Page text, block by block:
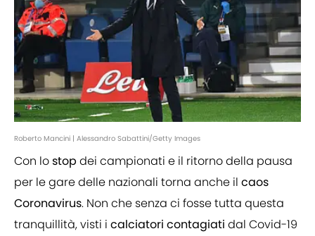
Roberto Mancini | Alessandro Sabattini/Getty Images
Con lostop dei campionati e il ritorno della pausa
per le gare delle nazionali torna anche il caos
Coronavirus. Non che senza ci fosse tutta questa
tranquillità, visti i calciatori contagiati dal Covid-19